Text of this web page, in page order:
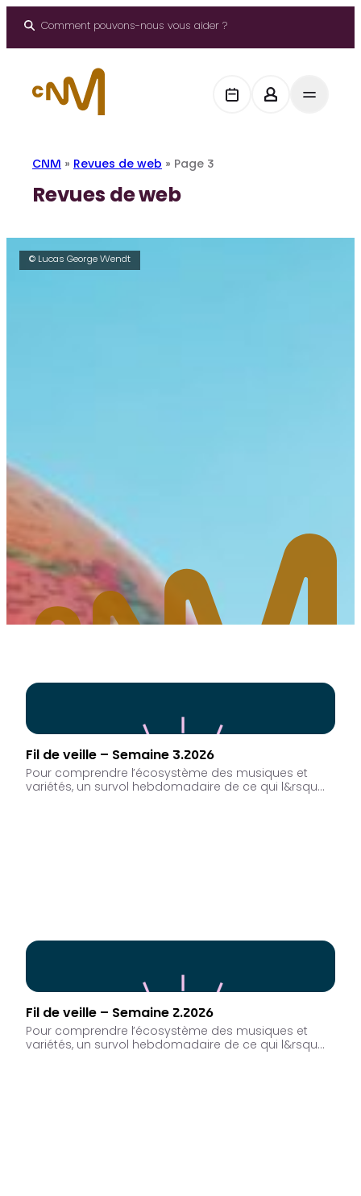
Comment pouvons-nous vous aider ?
CNM » Revues de web » Page 3
Revues de web
© Lucas George Wendt
Fil de veille – Semaine 3.2026
Pour comprendre l’écosystème des musiques et
variétés, un survol hebdomadaire de ce qui l&rsqu…
Fil de veille – Semaine 2.2026
Pour comprendre l’écosystème des musiques et
variétés, un survol hebdomadaire de ce qui l&rsqu…